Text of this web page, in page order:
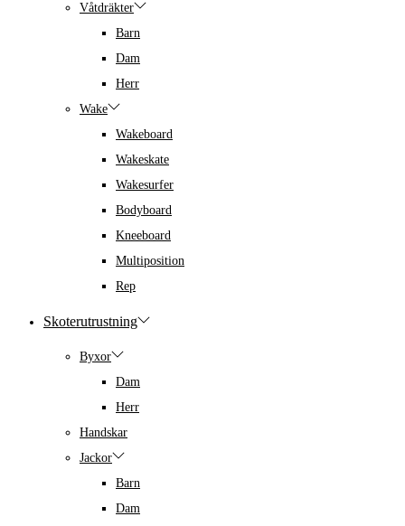
Våtdräkter
Barn
Dam
Herr
Wake
Wakeboard
Wakeskate
Wakesurfer
Bodyboard
Kneeboard
Multiposition
Rep
Skoterutrustning
Byxor
Dam
Herr
Handskar
Jackor
Barn
Dam